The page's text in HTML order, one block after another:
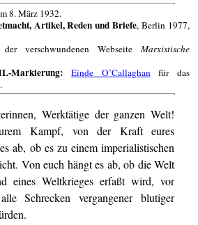
8. März 1932.
Artikel, Reden und Briefe, Berlin 1977,
verschwundenen Webseite Marxistische
Markierung: Einde O’Callaghan für das
.
Werktätige der ganzen Welt!
Kampf, von der Kraft eures
ab, ob es zu einem imperialistischen
Von euch hängt es ab, ob die Welt
eines Weltkrieges erfaßt wird, vor
Schrecken vergangener blutiger